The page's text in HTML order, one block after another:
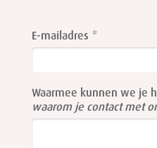
this
field
E-mailadres
Waarmee kunnen we je
waarom je contact met